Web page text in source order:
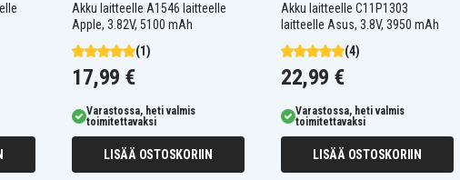
Akku laitteelle A1546 laitteelle
Apple, 3.82V, 5100 mAh
(1)
17,99 €
Varastossa, heti valmis
toimitettavaksi
LISÄÄ OSTOSKORIIN
Akku laitteelle C11P1303
laitteelle Asus, 3.8V, 3950 mAh
(4)
22,99 €
Varastossa, heti valmis
toimitettavaksi
LISÄÄ OSTOSKORIIN